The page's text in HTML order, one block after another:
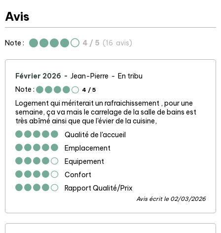
Avis
Note : 4 / 5 (16 avis)
Février 2026 Jean-Pierre
En tribu
Note :
4 / 5
Logement qui mériterait un rafraichissement , pour une
semaine, ça va mais le carrelage de la salle de bains est
très abîmé ainsi que que l'évier de la cuisine,
Qualité de l'accueil
Emplacement
Equipement
Confort
Rapport Qualité/Prix
Avis écrit le 02/03/2026